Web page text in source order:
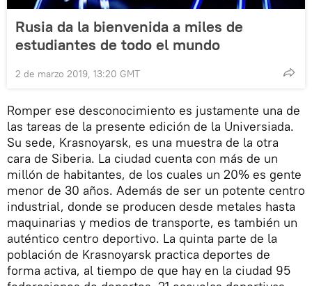
Rusia da la bienvenida a miles de
estudiantes de todo el mundo
2 de marzo 2019, 13:20 GMT
Romper ese desconocimiento es justamente una de
las tareas de la presente edición de la Universiada.
Su sede, Krasnoyarsk, es una muestra de la otra
cara de Siberia. La ciudad cuenta con más de un
millón de habitantes, de los cuales un 20% es gente
menor de 30 años. Además de ser un potente centro
industrial, donde se producen desde metales hasta
maquinarias y medios de transporte, es también un
auténtico centro deportivo. La quinta parte de la
población de Krasnoyarsk practica deportes de
forma activa, al tiempo de que hay en la ciudad 95